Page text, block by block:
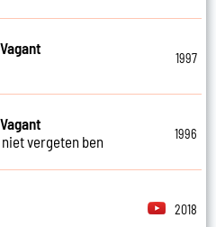
1997
vergeten ben
1996
2018